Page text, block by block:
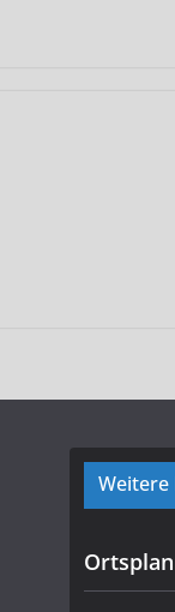
Ortsplan